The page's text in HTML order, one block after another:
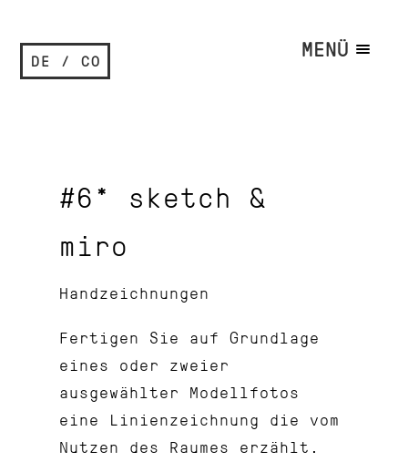
DE / CO MENÜ
#6* sketch &
miro
Handzeichnungen
Fertigen Sie auf Grundlage
eines oder zweier
ausgewählter Modellfotos
eine Linienzeichnung die vom
Nutzen des Raumes erzählt.